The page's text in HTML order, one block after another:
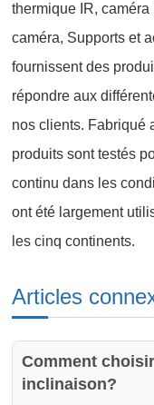
thermique IR,
caméra, Supports et
fournissent des
répondre aux
nos clients. Fabriqué
produits sont testés
continu dans les
ont été largement
les cinq continents.
Articles
Comment
inclinaison?